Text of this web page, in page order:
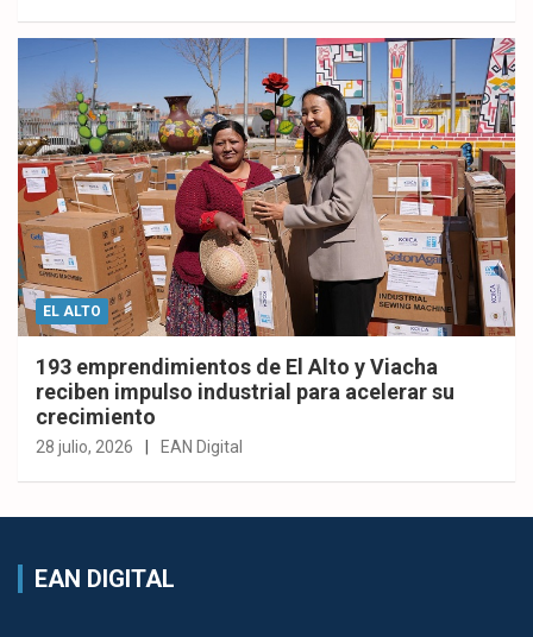
EL ALTO
193 emprendimientos de El Alto y Viacha
reciben impulso industrial para acelerar su
crecimiento
28 julio, 2026 EAN Digital
EAN DIGITAL